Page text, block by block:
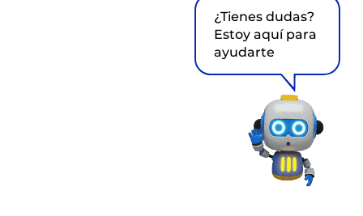
¿Tienes dudas?
Estoy aquí para
ayudarte